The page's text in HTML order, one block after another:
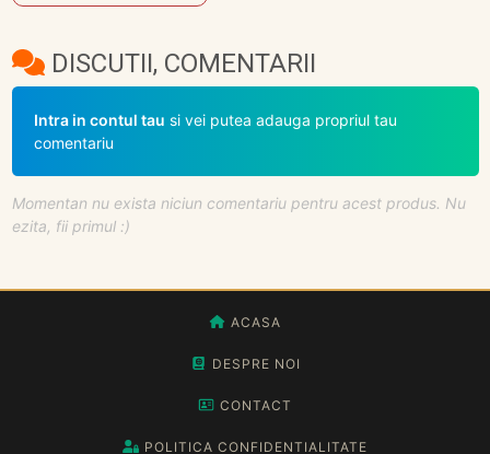
DISCUTII, COMENTARII
Intra in contul tau si vei putea adauga propriul tau
comentariu
Momentan nu exista niciun comentariu pentru acest produs. Nu
ezita, fii primul :)
ACASA
DESPRE NOI
CONTACT
POLITICA CONFIDENTIALITATE